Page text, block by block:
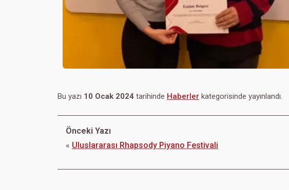
Bu yazı 10 Ocak 2024 tarihinde Haberler kategorisinde yayınlandı.
Önceki Yazı
« Uluslararası Rhapsody Piyano Festivali